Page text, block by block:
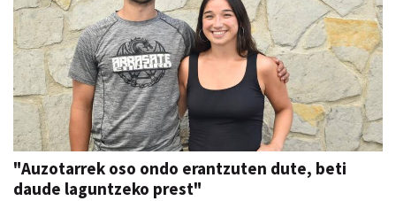
"Auzotarrek oso ondo erantzuten dute, beti
daude laguntzeko prest"